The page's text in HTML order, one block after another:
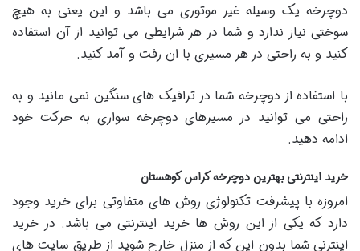
دوچرخه یک وسیله غیر موتوری می باشد و این یعنی به هیچ
سوختی نیاز ندارد و شما در هر شرایطی می توانید از آن استفاده
کنید و به راحتی در هر مسیری با ان رفت و آمد کنید.
با استفاده از دوچرخه شما در ترافیک های سنگین نمی مانید و به
راحتی می توانید در مسیرهای دوچرخه سواری به حرکت خود
ادامه دهید.
خرید اینترنتی بهترین دوچرخه کراس کوهستان
امروزه با پیشرفت تکنولوژی روش های متفاوتی برای خرید وجود
دارد که یکی از این روش ها خرید اینترنتی می باشد. در خرید
اینترنی شما بدون این که از منزل خارج شوید از طریق سایت های